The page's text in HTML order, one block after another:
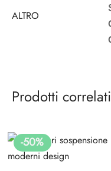
ALTRO
Prodotti correlati
-50%